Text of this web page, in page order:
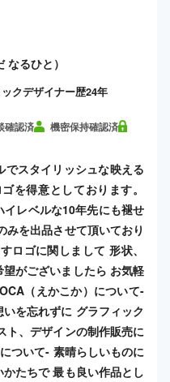
なるひと）
クデザイナー歴24年
確認済 機密保持確認済
スタイリッシュな映える
を得意としております。
レベルな10年先にも褪せ
みを出品させて頂いており
ロゴに関しまして 形状、
がございましたら お気軽
（えかこか）について-
いを忘れずに グラフィック
ト、デザインの制作販売に
ついて- 素晴らしいものに
たちで 最も良い作品とし